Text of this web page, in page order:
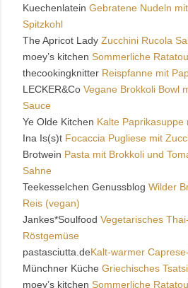
Kuechenlatein Gebratene Nudeln
Spitzkohl
The Apricot Lady Zucchini Rucola
moey’s kitchen Sommerliche
thecookingknitter Reispfanne mit
LECKER&Co Vegane Brokkoli Bowl
Sauce
Ye Olde Kitchen Kalte Paprikasuppe
Ina Is(s)t Focaccia Pugliese mit
Brotwein Pasta mit Brokkoli und
Sahne
Teekesselchen Genussblog Wilder
Reis (vegan)
Jankes*Soulfood Vegetarisches
Röstgemüse
pastasciutta.deKalt-warmer
Münchner Küche Griechisches
moey’s kitchen Sommerliche